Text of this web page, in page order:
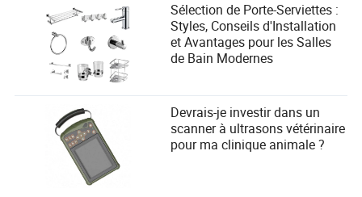
Sélection de Porte-Serviettes :
Styles, Conseils d'Installation
et Avantages pour les Salles
de Bain Modernes
Devrais-je investir dans un
scanner à ultrasons vétérinaire
pour ma clinique animale ?